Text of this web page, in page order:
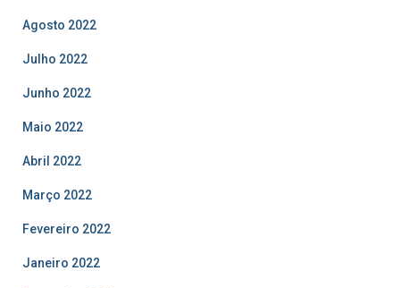
Agosto 2022
Julho 2022
Junho 2022
Maio 2022
Abril 2022
Março 2022
Fevereiro 2022
Janeiro 2022